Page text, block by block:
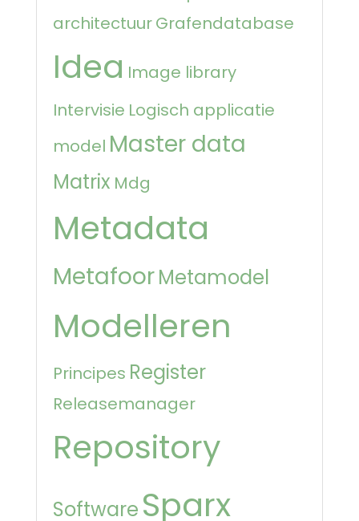
architectuurGrafendatabase
Idea Image library
Intervisie Logisch applicatie
model Master data
Matrix Mdg
Metadata
MetafoorMetamodel
Modelleren
Principes Register
Releasemanager
Repository
Software Sparx